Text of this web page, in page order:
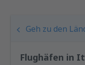
Geh zu den
Flughäfen in